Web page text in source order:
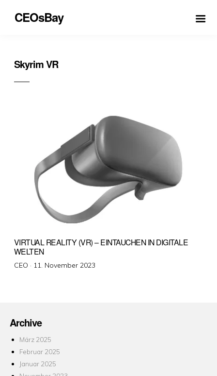
CEOsBay
Skyrim VR
VIRTUAL REALITY (VR) – EINTAUCHEN IN DIGITALE
WELTEN
CEO · Veröffentlicht
11. November 2023
Archive
März 2025
Februar 2025
Januar 2025